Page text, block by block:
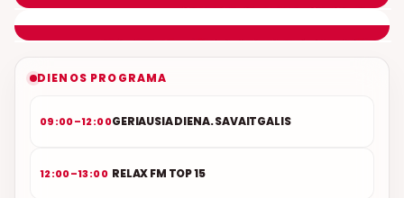
DIENOS PROGRAMA
09:00–12:00GERIAUSIA DIENA. SAVAITGALIS
12:00–13:00 RELAX FM TOP 15